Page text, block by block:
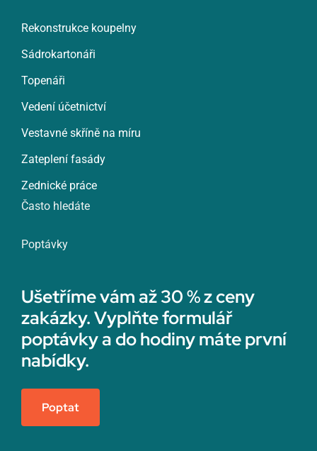
Rekonstrukce koupelny
Sádrokartonáři
Topenáři
Vedení účetnictví
Vestavné skříně na míru
Zateplení fasády
Zednické práce
Často hledáte
Poptávky
Ušetříme vám až 30 % z ceny
zakázky. Vyplňte formulář
poptávky a do hodiny máte první
nabídky.
Poptat